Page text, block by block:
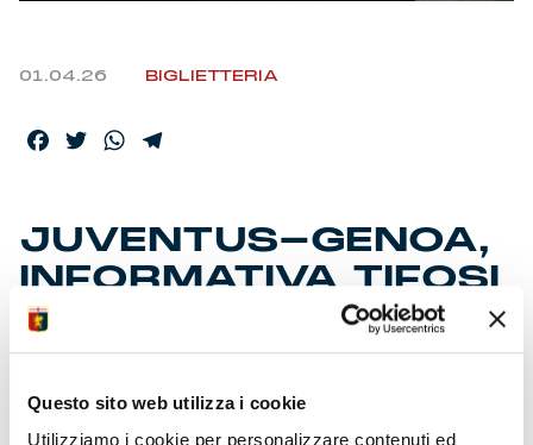
Questo sito web utilizza i cookie
Utilizziamo i cookie per personalizzare contenuti ed
01.04.26 BIGLIETTERIA
Facebook
TwitterWhatsApp
JUVENTUS-GENOA,
INFORMATIVA TIFOSI
OSPITI
Si ricorda che la prevendita Settore Ospiti per la partita